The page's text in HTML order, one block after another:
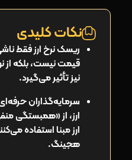
نکات کلیدی
ریسک نرخ ارز فقط
قیمت نیست، بلکه از
نیز تأثیر می‌گیرد.
سرمایه‌گذاران
ارز، از «همبستگی
ارز مبنا استفاده
هجینگ.